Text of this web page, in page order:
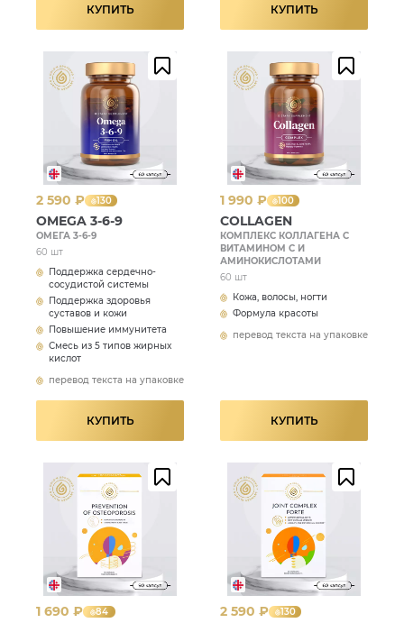
КУПИТЬ КУПИТЬ
2 590 ₽ 130
OMEGA 3-6-9
ОМЕГА 3-6-9
60 шт
Поддержка сердечно-
сосудистой системы
Поддержка здоровья
суставов и кожи
Повышение иммунитета
Смесь из 5 типов жирных
кислот
перевод текста на упаковке
КУПИТЬ
1 990 ₽ 100
COLLAGEN
КОМПЛЕКС КОЛЛАГЕНА С
ВИТАМИНОМ С И
АМИНОКИСЛОТАМИ
60 шт
Кожа, волосы, ногти
Формула красоты
перевод текста на упаковке
КУПИТЬ
1 690 ₽ 84 2 590 ₽ 130